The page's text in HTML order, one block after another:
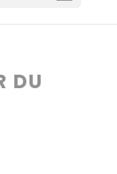
DU